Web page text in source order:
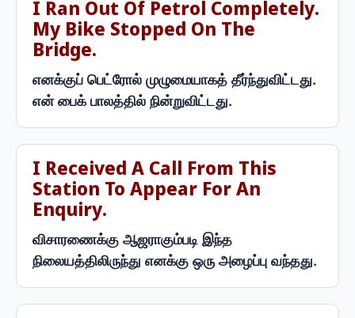
I Ran Out Of Petrol Completely.
My Bike Stopped On The
Bridge.
எனக்குப் பெட்ரோல் முழுமையாகத் தீர்ந்துவிட்டது.
என் பைக் பாலத்தில் நின்றுவிட்டது.
I Received A Call From This
Station To Appear For An
Enquiry.
விசாரணைக்கு ஆஜராகும்படி இந்த
நிலையத்திலிருந்து எனக்கு ஒரு அழைப்பு வந்தது.